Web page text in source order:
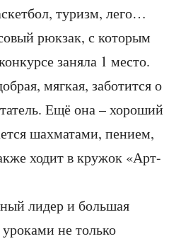
туризм, лего…
рюкзак, с которым
заняла 1 место.
мягкая, заботится о
Ещё она – хороший
шахматами, пением,
ходит в кружок «Арт-
лидер и большая
не только